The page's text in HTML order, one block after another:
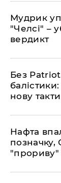
​Мудрик
"Челсі" –
вердикт
​Без
нову
​Нафта
позначку,
"прориву"